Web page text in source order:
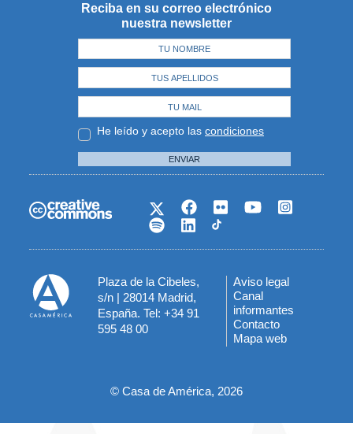
Reciba en su correo electrónico
nuestra newsletter
He leído y acepto las condiciones
ENVIAR
Plaza de la Cibeles,
s/n | 28014 Madrid,
España. Tel: +34 91
595 48 00
Menú
del
pie
Aviso legal
Canal
informantes
Contacto
Mapa web
© Casa de América, 2026